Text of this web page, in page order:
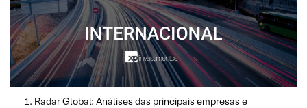
Radar Global: Análises das principais empresas e